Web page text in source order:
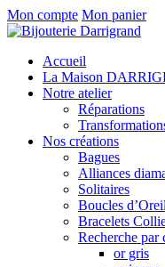
Mon compte Mon panier
Accueil
La Maison
Notre atelier
Réparations
Nos créations
Bagues
Alliances
Solitaires
Boucles
Bracelets
Recherche par
or gris